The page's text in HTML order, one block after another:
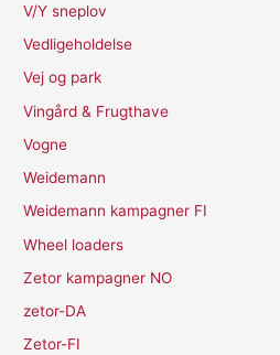
V/Y sneplov
Vedligeholdelse
Vej og park
Vingård & Frugthave
Vogne
Weidemann
Weidemann kampagner FI
Wheel loaders
Zetor kampagner NO
zetor-DA
Zetor-FI